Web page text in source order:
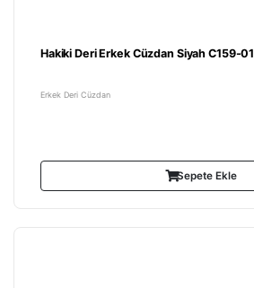
Hakiki Deri Erkek Cüzdan Siyah C159-01
Erkek Deri Cüzdan
Sepete Ekle